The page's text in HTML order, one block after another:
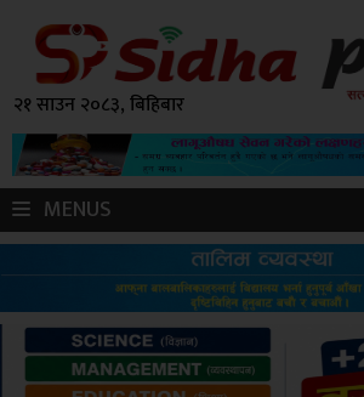
२१ साउन २०८३, बिहिबार
MENUS